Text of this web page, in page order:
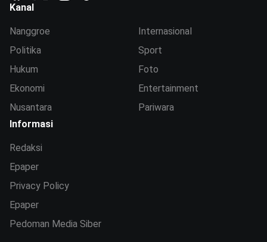
Kanal
Nanggroe
Politika
Hukum
Ekonomi
Nusantara
Internasional
Sport
Foto
Entertainment
Pariwara
Informasi
Redaksi
Epaper
Privacy Policy
Epaper
Pedoman Media Siber